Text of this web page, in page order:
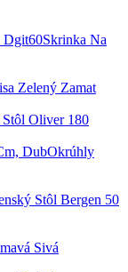
Skrinka Na
Zelený Zamat
Stôl Oliver 180
Okrúhly
Stôl Bergen 50
Sivá